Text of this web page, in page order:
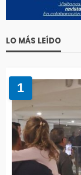
LO MÁS LEÍDO
1